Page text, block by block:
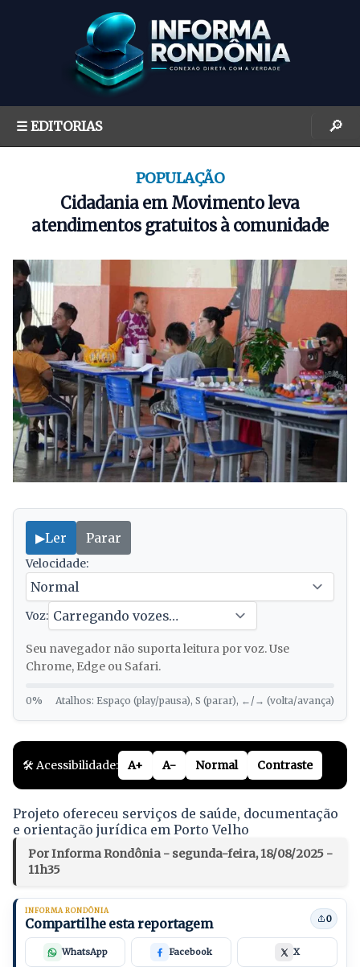
☰ EDITORIAS 🔎
POPULAÇÃO
Cidadania em Movimento leva
atendimentos gratuitos à comunidade
▶Ler Parar
Velocidade:
Voz:
Seu navegador não suporta leitura por voz. Use
Chrome, Edge ou Safari.
0% Atalhos: Espaço (play/pausa), S (parar), ←/→ (volta/avança)
🛠️ Acessibilidade: A+ A- Normal Contraste
Projeto ofereceu serviços de saúde, documentação
e orientação jurídica em Porto Velho
Por Informa Rondônia - segunda-feira, 18/08/2025 -
11h35
INFORMA RONDÔNIA
Compartilhe esta reportagem 0
WhatsApp Facebook X